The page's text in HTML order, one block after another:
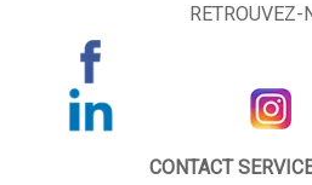
RETROUVEZ-
CONTACT